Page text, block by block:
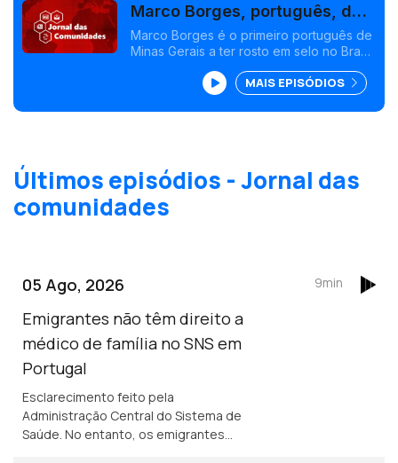
Marco Borges, português, dá
rosto a selo brasileiro
Marco Borges é o primeiro português de
Minas Gerais a ter rosto em selo no Brasil.
balanço positivo do trabalho dos seis
adidos sociais colocados em
Embaixadas. Edição Paula Machado.
MAIS EPISÓDIOS
Últimos episódios - Jornal das
comunidades
05 Ago, 2026
Emigrantes não têm direito a
médico de família no SNS em
Portugal
Esclarecimento feito pela
Administração Central do Sistema de
Saúde. No entanto, os emigrantes
9min